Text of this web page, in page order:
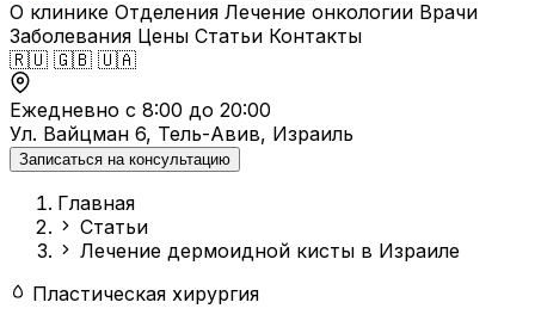
О клинике Отделения Лечение онкологии Врачи
Заболевания Цены Статьи Контакты
🇷🇺 🇬🇧 🇺🇦
Ежедневно с 8:00 до 20:00
Ул. Вайцман 6, Тель-Авив, Израиль
Записаться на консультацию
Главная
Статьи
Лечение дермоидной кисты в Израиле
Пластическая хирургия